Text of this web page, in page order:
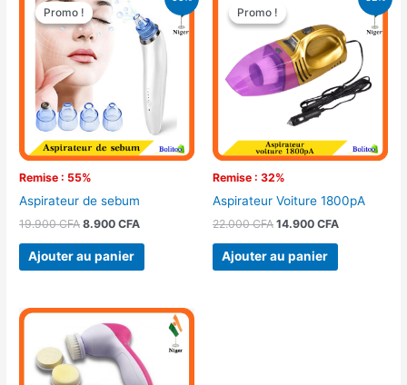
Promo !
Remise : 55%
Promo !
Aspirateur de sebum
19.900CFA
prix
initial
était :
19.900 CFA.
8.900CFA
actuel
est :
8.900 CFA.
Ajouter au panier
Promo !
Remise : 32%
Promo !
Aspirateur Voiture 1800pA
22.000CFA
prix
initial
était :
22.000 CFA.
14.900 CFA
prix
est :
14.900 CFA.
Ajouter au panier